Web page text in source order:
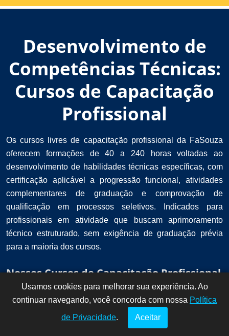
Desenvolvimento de
Competências Técnicas:
Cursos de Capacitação
Profissional
Os cursos livres de capacitação profissional da FaSouza
oferecem formações de 40 a 240 horas voltadas ao
desenvolvimento de habilidades técnicas específicas, com
certificação aplicável a progressão funcional, atividades
complementares de graduação e comprovação de
qualificação em processos seletivos. Indicados para
profissionais em atividade que buscam aprimoramento
técnico estruturado, sem exigência de graduação prévia
para a maioria dos cursos.
Nossos Cursos de Capacitação Profissional
!
Dúvidas? Fale
conosco por
aqui!
Usamos cookies para melhorar sua experiência. Ao
continuar navegando, você concorda com nossa Política
de Privacidade. Aceitar